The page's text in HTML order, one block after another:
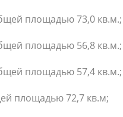
площадью 73,0 кв.м.;
площадью 56,8 кв.м.;
площадью 57,4 кв.м.;
площадью 72,7 кв.м;